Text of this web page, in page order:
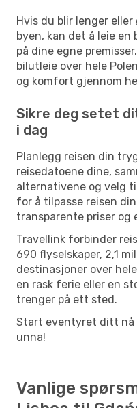
Hvis du blir lenger
byen, kan det å leie
på dine egne
bilutleie over hele
og komfort gjennom
Sikre deg setet
i dag
Planlegg reisen din
reisedatoene dine,
alternativene og velg
for å tilpasse reisen
transparente priser og
Travellink forbinder
690 flyselskaper, 2,1
destinasjoner over
en rask ferie eller en
trenger på ett sted.
Start eventyret ditt nå
unna!
Vanlige